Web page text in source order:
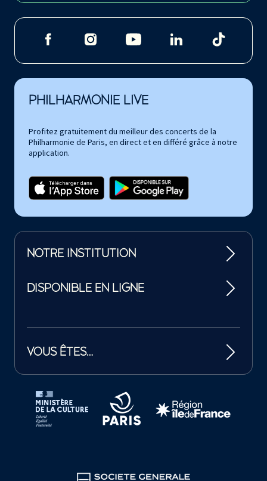
PHILHARMONIE LIVE
Profitez gratuitement du meilleur des concerts de la
Philharmonie de Paris, en direct et en différé grâce à notre
application.
NOTRE INSTITUTION
DISPONIBLE EN LIGNE
VOUS ÊTES…
Tutelles et mécènes de la Philharmonie de Paris